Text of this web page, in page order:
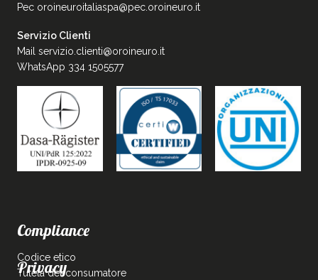
Pec oroineuroitaliaspa@pec.oroineuro.it
Servizio Clienti
Mail servizio.clienti@oroineuro.it
WhatsApp 334 1505577
Compliance
Codice etico
Tutela del consumatore
Privacy